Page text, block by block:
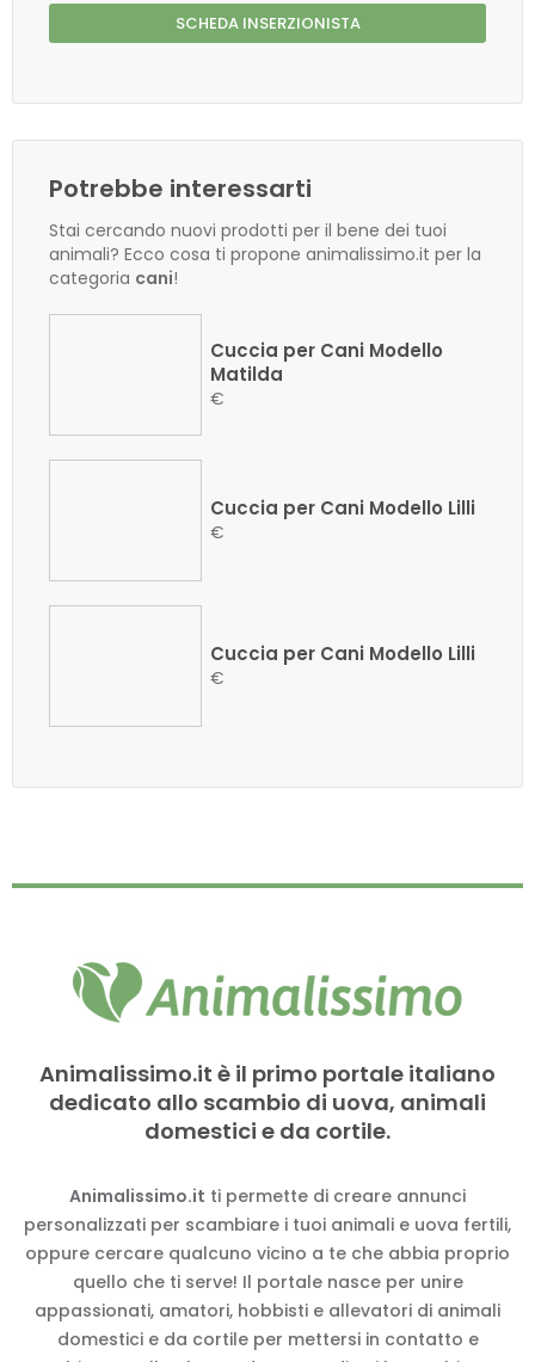
SCHEDA INSERZIONISTA
Potrebbe interessarti
Stai cercando nuovi prodotti per il bene dei tuoi
animali? Ecco cosa ti propone animalissimo.it per la
categoria cani!
Cuccia per Cani Modello
Matilda
€
Cuccia per Cani Modello Lilli
€
Cuccia per Cani Modello Lilli
€
Animalissimo.it è il primo portale italiano
dedicato allo scambio di uova, animali
domestici e da cortile.
Animalissimo.it ti permette di creare annunci
personalizzati per scambiare i tuoi animali e uova fertili,
oppure cercare qualcuno vicino a te che abbia proprio
quello che ti serve! Il portale nasce per unire
appassionati, amatori, hobbisti e allevatori di animali
domestici e da cortile per mettersi in contatto e